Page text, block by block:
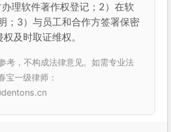
理软件著作权登记；2）在软
；3）与员工和合作方签署保密
及时取证维权。
考，不构成法律意见。如需专业法
宝一级律师：